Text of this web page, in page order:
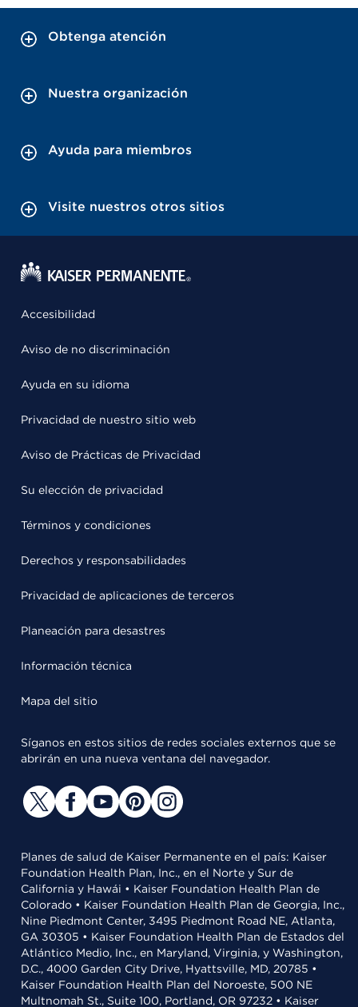
Obtenga atención
Nuestra organización
Ayuda para miembros
Visite nuestros otros sitios
Accesibilidad
Aviso de no discriminación
Ayuda en su idioma
Privacidad de nuestro sitio web
Aviso de Prácticas de Privacidad
Su elección de privacidad
Términos y condiciones
Derechos y responsabilidades
Privacidad de aplicaciones de terceros
Planeación para desastres
Información técnica
Mapa del sitio
Síganos en estos sitios de redes sociales externos que se
abrirán en una nueva ventana del navegador.
Planes de salud de Kaiser Permanente en el país: Kaiser
Foundation Health Plan, Inc., en el Norte y Sur de
California y Hawái • Kaiser Foundation Health Plan de
Colorado • Kaiser Foundation Health Plan de Georgia, Inc.,
Nine Piedmont Center, 3495 Piedmont Road NE, Atlanta,
GA 30305 • Kaiser Foundation Health Plan de Estados del
Atlántico Medio, Inc., en Maryland, Virginia, y Washington,
D.C., 4000 Garden City Drive, Hyattsville, MD, 20785 •
Kaiser Foundation Health Plan del Noroeste, 500 NE
Multnomah St., Suite 100, Portland, OR 97232 • Kaiser